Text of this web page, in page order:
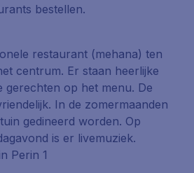
bestellen.
restaurant (mehana) ten
centrum. Er staan heerlijke
gerechten op het menu. De
In de zomermaanden
gedineerd worden. Op
is er livemuziek.
Perin 1